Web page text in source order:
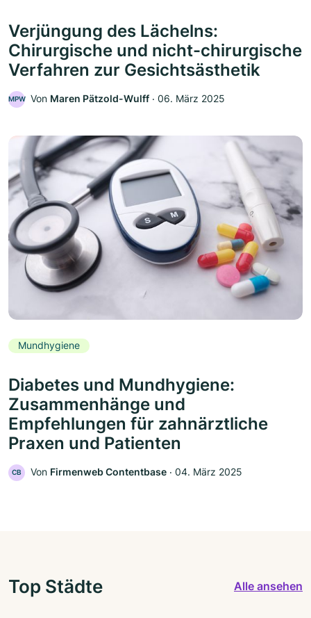
Verjüngung des Lächelns:
Chirurgische und nicht-chirurgische
Verfahren zur Gesichtsästhetik
MPW Von Maren Pätzold-Wulff ‧ 06. März 2025
Mundhygiene
Diabetes und Mundhygiene:
Zusammenhänge und
Empfehlungen für zahnärztliche
Praxen und Patienten
CB Von Firmenweb Contentbase ‧ 04. März 2025
Top Städte Alle ansehen